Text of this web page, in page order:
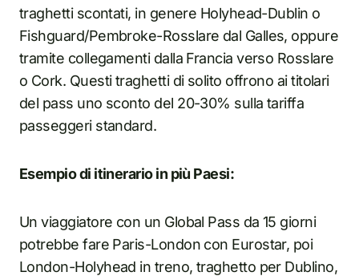
traghetti scontati, in genere Holyhead-Dublin o
Fishguard/Pembroke-Rosslare dal Galles, oppure
tramite collegamenti dalla Francia verso Rosslare
o Cork. Questi traghetti di solito offrono ai titolari
del pass uno sconto del 20-30% sulla tariffa
passeggeri standard.
Esempio di itinerario in più Paesi:
Un viaggiatore con un Global Pass da 15 giorni
potrebbe fare Paris-London con Eurostar, poi
London-Holyhead in treno, traghetto per Dublino,